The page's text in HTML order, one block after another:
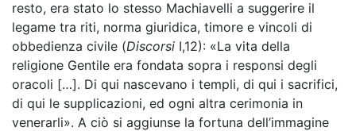
resto, era stato lo stesso Machiavelli a suggerire il
legame tra riti, norma giuridica, timore e vincoli di
obbedienza civile (Discorsi I,12): «La vita della
religione Gentile era fondata sopra i responsi degli
oracoli […]. Di qui nascevano i templi, di qui i sacrifici,
di qui le supplicazioni, ed ogni altra cerimonia in
venerarli». A ciò si aggiunse la fortuna dell’immagine